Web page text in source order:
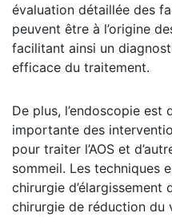
évaluation détaillée des
peuvent être à l’origine
facilitant ainsi un
efficace du traitement.
De plus, l’endoscopie est
importante des
pour traiter l’AOS et
sommeil. Les techniques
chirurgie
chirurgie de réduction du